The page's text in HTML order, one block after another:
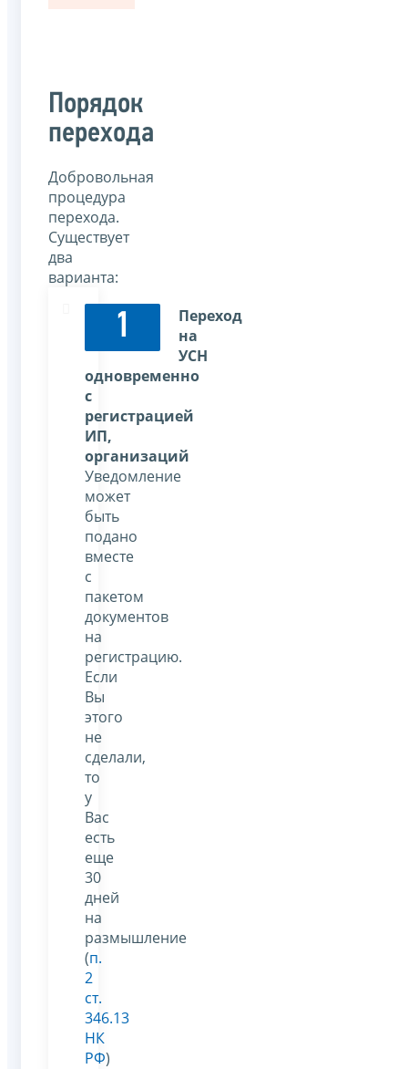
Порядок
перехода
Добровольная
процедура
перехода.
Существует
два
варианта:
1
Переход
на
УСН
одновременно
с
регистрацией
ИП,
организаций
Уведомление
может
быть
подано
вместе
с
пакетом
документов
на
регистрацию.
Если
Вы
этого
не
сделали,
то
у
Вас
есть
еще
30
дней
на
размышление
(п.
2
ст.
346.13
НК
РФ)